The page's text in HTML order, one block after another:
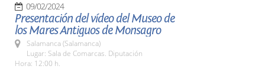
09/02/2024
Presentación del vídeo del Museo de
los Mares Antiguos de Monsagro
Salamanca (Salamanca)
Lugar: Sala de Comarcas. Diputación
Hora: 12:00 h.